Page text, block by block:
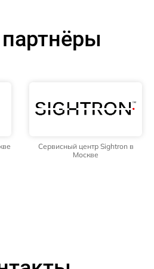
Сервисный центр Sightron в
Москве